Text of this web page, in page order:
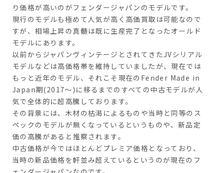
り価格が高いのがフェンダージャパンのモデルです。
現行のモデルも極めて人気が高く高価買取は可能なので
すが、相場上昇の真髄は既に生産完了となったオールド
モデルにあります。
以前からジャパンヴィンテージとされてきたJVシリアル
モデルなどは高価格帯を維持していましたが、現在では
もっと近年のモデル、それこそ現在のFender Made in
Japan期(2017～)に移るまでのすべての中古モデルが人
気で全体的に超高騰しております。
その背景には、木材の枯渇によるものや当時と同等のス
ペックのモデルが無くなっているというものや、新品定
価の高騰があると推察されます。
中古価格が今ではほとんどプレミア価格となっており、
当時の新品価格を軒並み超えているというのが現在のフ